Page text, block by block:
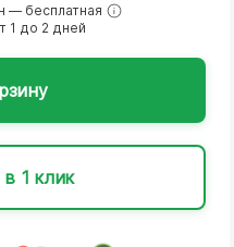
— бесплатная
1 до 2 дней
в 1 клик